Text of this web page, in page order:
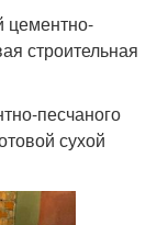
цементно-
строительная
песчаного
сухой